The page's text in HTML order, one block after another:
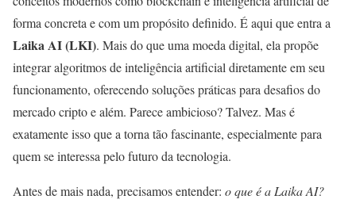
forma concreta e com um propósito definido. É aqui que entra a
Laika AI (LKI). Mais do que uma moeda digital, ela propõe
integrar algoritmos de inteligência artificial diretamente em seu
funcionamento, oferecendo soluções práticas para desafios do
mercado cripto e além. Parece ambicioso? Talvez. Mas é
exatamente isso que a torna tão fascinante, especialmente para
quem se interessa pelo futuro da tecnologia.
Antes de mais nada, precisamos entender: o que é a Laika AI?